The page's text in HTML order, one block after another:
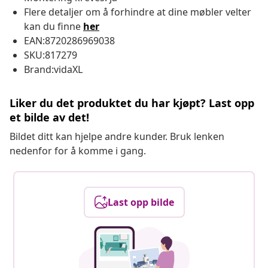
Flere detaljer om å forhindre at dine møbler velter
kan du finne her
EAN:8720286969038
SKU:817279
Brand:vidaXL
Liker du det produktet du har kjøpt? Last opp
et bilde av det!
Bildet ditt kan hjelpe andre kunder. Bruk lenken
nedenfor for å komme i gang.
Last opp bilde